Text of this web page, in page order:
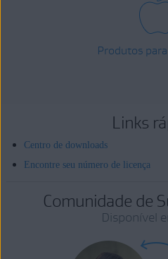
Produtos para
Links
Centro de downloads
Encontre seu número de licença
Comunidade de
Disponível